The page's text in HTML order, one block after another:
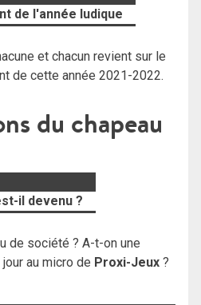
de l'année ludique
et chacun revient sur le
de cette année 2021-2022.
du chapeau
il devenu ?
de société ? A-t-on une
au micro de Proxi-Jeux ?